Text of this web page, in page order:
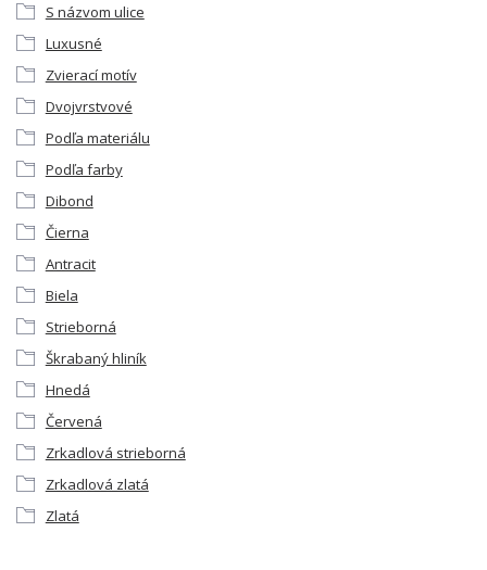
S názvom ulice
Luxusné
Zvierací motív
Dvojvrstvové
Podľa materiálu
Podľa farby
Dibond
Čierna
Antracit
Biela
Strieborná
Škrabaný hliník
Hnedá
Červená
Zrkadlová strieborná
Zrkadlová zlatá
Zlatá